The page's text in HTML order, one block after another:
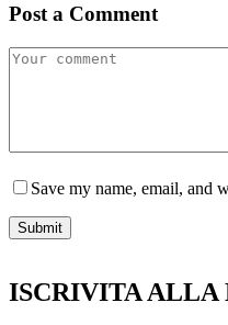
Post a Comment
Save my name, email, and
Submit
ISCRIVITA ALLA